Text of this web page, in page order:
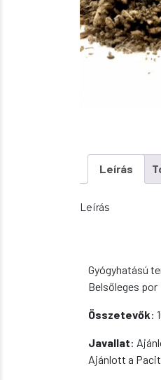
Leírás
Leírás
Gyógyhatású
Belsőleges por
Összetevők:
Javallat:
Ajánlott a